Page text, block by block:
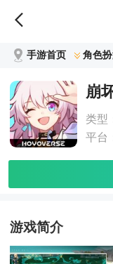
手游首页 角色
崩
类型
平台
游戏简介